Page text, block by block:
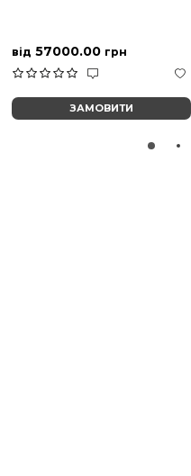
від 57000.00 грн
ЗАМОВИТИ